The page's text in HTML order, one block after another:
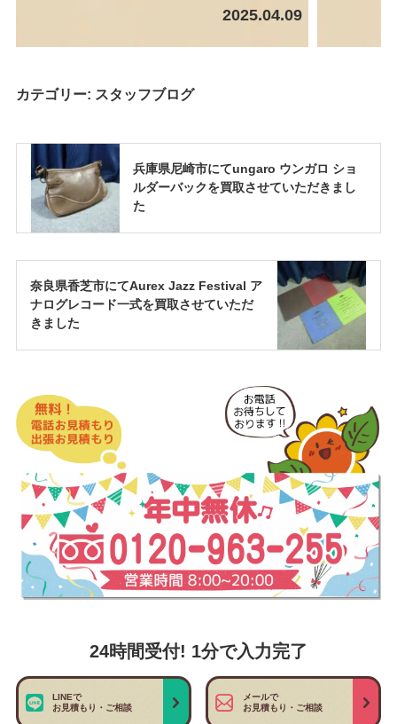
2025.04.09
カテゴリー: スタッフブログ
兵庫県尼崎市にてungaro ウンガロ ショ
ルダーバックを買取させていただきまし
た
奈良県香芝市にてAurex Jazz Festival ア
ナログレコード一式を買取させていただ
きました
24時間受付! 1分で入力完了
LINEで
お見積もり・ご相談
メールで
お見積もり・ご相談